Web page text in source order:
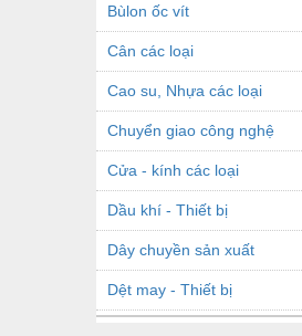
Bùlon ốc vít
Cân các loại
Cao su, Nhựa các loại
Chuyển giao công nghệ
Cửa - kính các loại
Dầu khí - Thiết bị
Dây chuyền sản xuất
Dệt may - Thiết bị